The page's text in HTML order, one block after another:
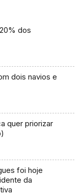
dois navios e
quer priorizar
foi hoje
da